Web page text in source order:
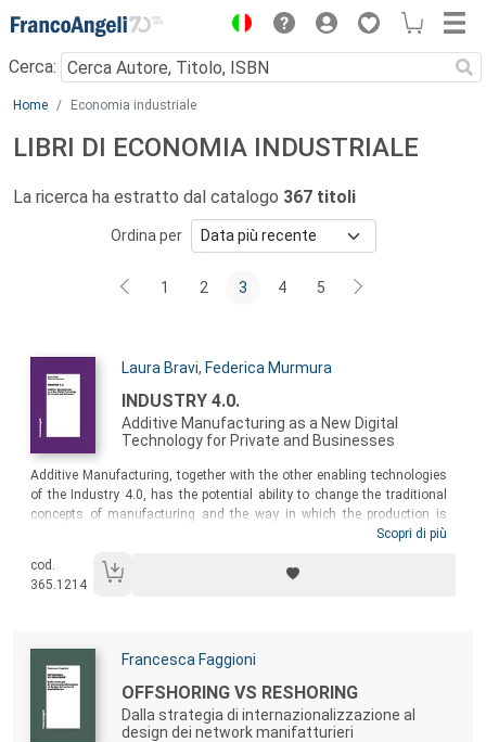
Menu
Cerca:
Main content
Home Economia industriale
LIBRI DI ECONOMIA INDUSTRIALE
La ricerca ha estratto dal catalogo 367 titoli
Ordina per
1 2 3 4 5
Autori:
Laura Bravi, Federica Murmura
Titolo:
INDUSTRY 4.0.
Additive Manufacturing as a New Digital
Technology for Private and Businesses
Sommario:
Additive Manufacturing, together with the other enabling technologies
of the Industry 4.0, has the potential ability to change the traditional
concepts of manufacturing and the way in which the production is
managed throughout its supply chain. This book analyzes the
system focusing on the manufacturing technology of Additive
Manufacturing and analyzing the Italian economic context of
Scopri di più
cod.
365.1214
Autori:
Francesca Faggioni
Titolo:
OFFSHORING VS RESHORING
Dalla strategia di internazionalizzazione al
design dei network manifatturieri